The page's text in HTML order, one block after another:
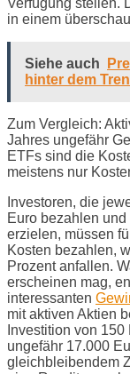
in einem
Siehe auch
hinter dem
Zum Vergleich:
Jahres ungefähr
ETFs sind die
meistens nur
Investoren, die
Euro bezahlen und
erzielen, müssen
Kosten bezahlen,
Prozent anfallen.
erscheinen mag,
interessanten
mit aktiven Aktien
Investition von
ungefähr 17.000
gleichbleibendem